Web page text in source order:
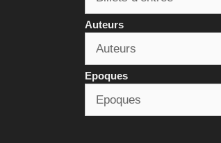
Auteurs
Epoques